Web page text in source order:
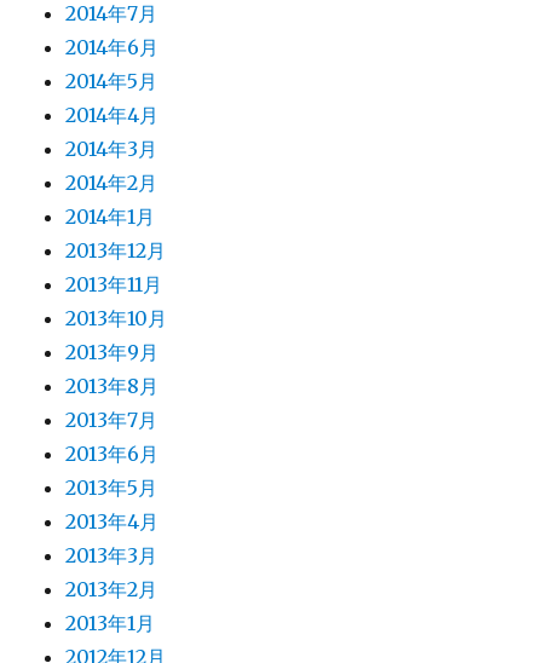
2014年7月
2014年6月
2014年5月
2014年4月
2014年3月
2014年2月
2014年1月
2013年12月
2013年11月
2013年10月
2013年9月
2013年8月
2013年7月
2013年6月
2013年5月
2013年4月
2013年3月
2013年2月
2013年1月
2012年12月